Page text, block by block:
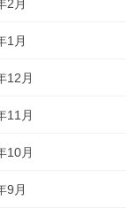
2月
1月
12月
11月
10月
9月